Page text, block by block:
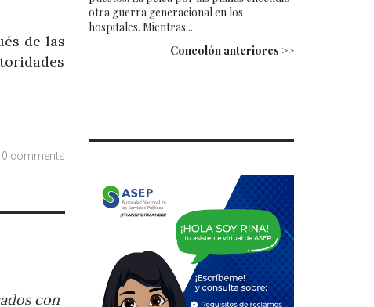
de las
0 comments
con
otra guerra generacional en los
hospitales. Mientras...
Concolón anteriores >>